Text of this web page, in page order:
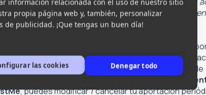
información relacionada con el uso de nuestro sitio
propia página web y, también, personalizar
de publicidad. ¡Que tengas un buen día!
las cookies Denegar todo
Por lo tanto, y mientras no canceles las
ejecutará la transferencia correspondiente.
: El
€ al mes. Enviamos un mandato de
y el cargo se hace entre los días 13 a 16
cualquier
, puedes modificar / cancelar tu aportación